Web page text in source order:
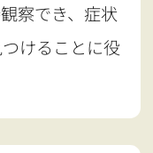
察でき、症状
けることに役